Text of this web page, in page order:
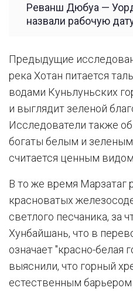
Реванш Дюбуа —
назвали рабочую
Предыдущие
река Хотан питается
водами Куньлуньских
и выглядит зеленой
Исследователи также
богаты белым и
считается ценным видом.
В то же время Марзатаг
красноватых
светлого песчаника, за
Хунбайшань, что в
означает "красно-белая
выяснили, что горный
естественным